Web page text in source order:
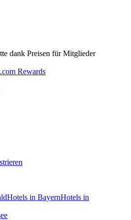
dank Preisen für Mitglieder
Rewards
Hotels in BayernHotels in